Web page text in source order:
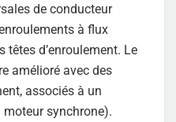
de conducteur
à flux
têtes d’enroulement. Le
amélioré avec des
associés à un
synchrone).